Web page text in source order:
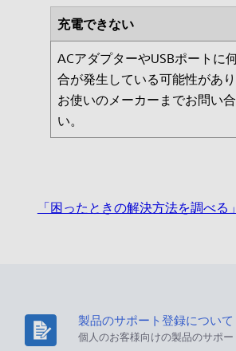
充電できない
ACアダプターやUSBポートに
合が発生している可能性があり
お使いのメーカーまでお問い
い。
「困ったときの解決方法を調べる
製品のサポート登録について
個人のお客様向けの製品のサポ